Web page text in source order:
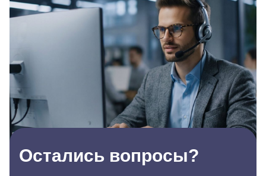
Остались вопросы?